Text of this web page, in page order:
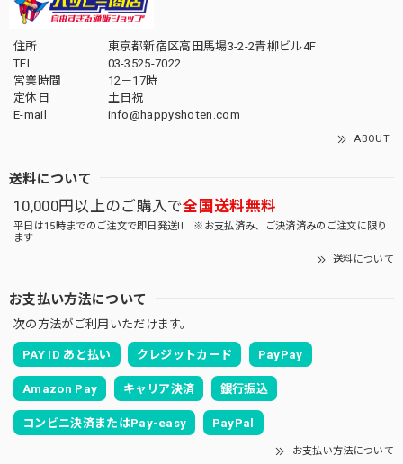
住所
東京都新宿区高田馬場3-2-2青柳ビル4F
TEL
03-3525-7022
営業時間
12－17時
定休日
土日祝
E-mail
info@happyshoten.com
ABOUT
送料について
10,000円以上のご購入で全国送料無料
平日は15時までのご注文で即日発送!! ※お支払済み、ご決済済みのご注文に限り
ます
送料について
お支払い方法について
次の方法がご利用いただけます。
PAY ID あと払い クレジットカード PayPay
Amazon Pay キャリア決済 銀行振込
コンビニ決済またはPay-easy PayPal
お支払い方法について